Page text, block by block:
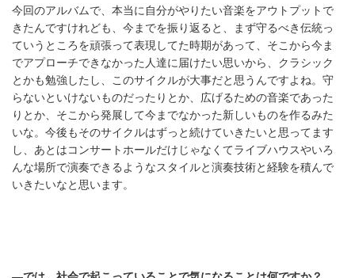
今回のアルバムで、本当に自分がやりたい音楽をアウトプットで
きたんですけれども、今までを振り返ると、まず守るべき伝統っ
ていうところを頑張って表現してた時期があって、そこから今ま
でアプローチできなかった人達に届けたい思いから、クラシック
とかも勉強したし、このサイクルが大事だと思うんですよね。守
らないといけないものだったりとか、広げるための音楽であった
りとか、そこから発展して今までなかった新しいものを作るみた
いな。今後もそのサイクルはずっと続けていきたいと思ってます
し、あとはコンサートホールだけじゃなくてライブハウスやいろ
んな場所で演奏できるようなスタイルと演奏技術と経験を積んで
いきたいなと思います。